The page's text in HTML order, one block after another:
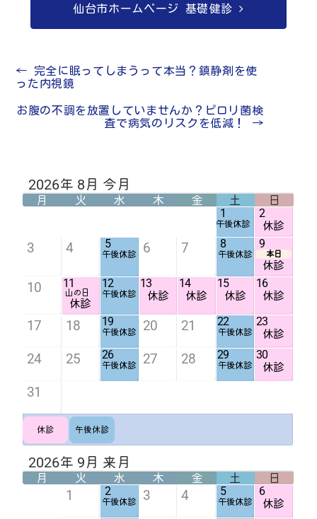
仙台市ホームページ 基礎健診
← 完全に眠ってしまうって本当？鎮静剤を使
った内視鏡
お腹の不調を放置していませんか？ピロリ菌検
査で病気のリスクを低減！ →